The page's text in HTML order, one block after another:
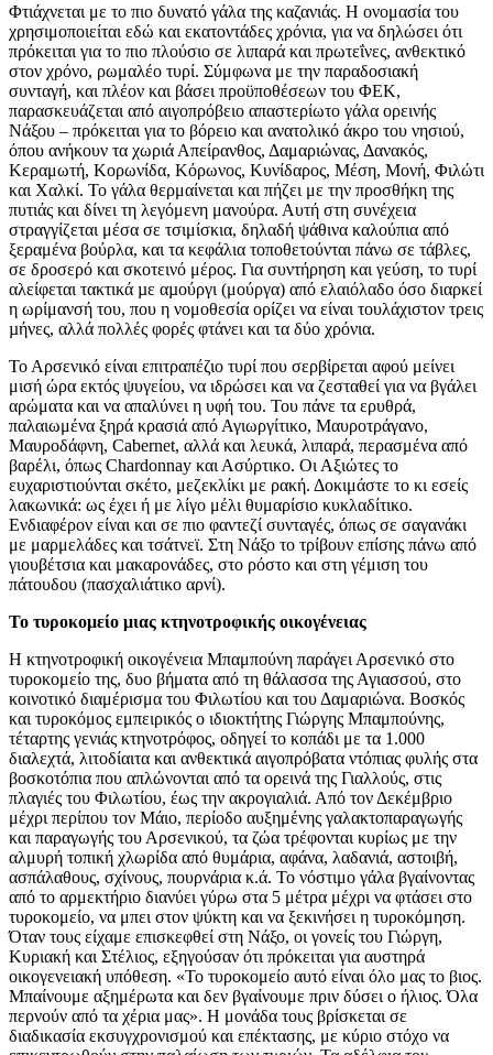
Φτιάχνεται με το πιο δυνατό γάλα της καζανιάς. Η ονομασία του
χρησιμοποιείται εδώ και εκατοντάδες χρόνια, για να δηλώσει ότι
πρόκειται για το πιο πλούσιο σε λιπαρά και πρωτεΐνες, ανθεκτικό
στον χρόνο, ρωμαλέο τυρί. Σύμφωνα με την παραδοσιακή
συνταγή, και πλέον και βάσει προϋποθέσεων του ΦΕΚ,
παρασκευάζεται από αιγοπρόβειο απαστερίωτο γάλα ορεινής
Νάξου – πρόκειται για το βόρειο και ανατολικό άκρο του νησιού,
όπου ανήκουν τα χωριά Απείρανθος, Δαμαριώνας, Δανακός,
Κεραμωτή, Κορωνίδα, Κόρωνος, Κυνίδαρος, Μέση, Μονή, Φιλώτι
και Χαλκί. Το γάλα θερμαίνεται και πήζει με την προσθήκη της
πυτιάς και δίνει τη λεγόμενη μανούρα. Αυτή στη συνέχεια
στραγγίζεται μέσα σε τσιμίσκια, δηλαδή ψάθινα καλούπια από
ξεραμένα βούρλα, και τα κεφάλια τοποθετούνται πάνω σε τάβλες,
σε δροσερό και σκοτεινό μέρος. Για συντήρηση και γεύση, το τυρί
αλείφεται τακτικά µε αµούργι (μούργα) από ελαιόλαδο όσο διαρκεί
η ωρίμανσή του, που η νομοθεσία ορίζει να είναι τουλάχιστον τρεις
µήνες, αλλά πολλές φορές φτάνει και τα δύο χρόνια.
Το Αρσενικό είναι επιτραπέζιο τυρί που σερβίρεται αφού μείνει
μισή ώρα εκτός ψυγείου, να ιδρώσει και να ζεσταθεί για να βγάλει
αρώματα και να απαλύνει η υφή του. Του πάνε τα ερυθρά,
παλαιωμένα ξηρά κρασιά από Αγιωργίτικο, Μαυροτράγανο,
Μαυροδάφνη, Cabernet, αλλά και λευκά, λιπαρά, περασμένα από
βαρέλι, όπως Chardonnay και Ασύρτικο. Οι Αξιώτες το
ευχαριστιούνται σκέτο, μεζεκλίκι με ρακή. Δοκιμάστε το κι εσείς
λακωνικά: ως έχει ή με λίγο μέλι θυμαρίσιο κυκλαδίτικο.
Ενδιαφέρον είναι και σε πιο φαντεζί συνταγές, όπως σε σαγανάκι
με μαρμελάδες και τσάτνεϊ. Στη Νάξο το τρίβουν επίσης πάνω από
γιουβέτσια και μακαρονάδες, στο ρόστο και στη γέμιση του
πάτουδου (πασχαλιάτικο αρνί).
Το τυροκομείο μιας κτηνοτροφικής οικογένειας
Η κτηνοτροφική οικογένεια Μπαμπούνη παράγει Αρσενικό στο
τυροκομείο της, δυο βήματα από τη θάλασσα της Αγιασσού, στο
κοινοτικό διαμέρισμα του Φιλωτίου και του Δαμαριώνα. Βοσκός
και τυροκόμος εμπειρικός ο ιδιοκτήτης Γιώργης Μπαμπούνης,
τέταρτης γενιάς κτηνοτρόφος, οδηγεί το κοπάδι με τα 1.000
διαλεχτά, λιτοδίαιτα και ανθεκτικά αιγοπρόβατα ντόπιας φυλής στα
βοσκοτόπια που απλώνονται από τα ορεινά της Γιαλλούς, στις
πλαγιές του Φιλωτίου, έως την ακρογιαλιά. Από τον Δεκέμβριο
μέχρι περίπου τον Μάιο, περίοδο αυξημένης γαλακτοπαραγωγής
και παραγωγής του Αρσενικού, τα ζώα τρέφονται κυρίως με την
αλμυρή τοπική χλωρίδα από θυμάρια, αφάνα, λαδανιά, αστοιβή,
ασπάλαθους, σχίνους, πουρνάρια κ.ά. Το νόστιμο γάλα βγαίνοντας
από το αρμεκτήριο διανύει γύρω στα 5 μέτρα μέχρι να φτάσει στο
τυροκομείο, να μπει στον ψύκτη και να ξεκινήσει η τυροκόμηση.
Όταν τους είχαμε επισκεφθεί στη Νάξο, οι γονείς του Γιώργη,
Κυριακή και Στέλιος, εξηγούσαν ότι πρόκειται για αυστηρά
οικογενειακή υπόθεση. «Το τυροκομείο αυτό είναι όλο μας το βιος.
Μπαίνουμε αξημέρωτα και δεν βγαίνουμε πριν δύσει ο ήλιος. Όλα
περνούν από τα χέρια μας». Η μονάδα τους βρίσκεται σε
διαδικασία εκσυγχρονισμού και επέκτασης, με κύριο στόχο να